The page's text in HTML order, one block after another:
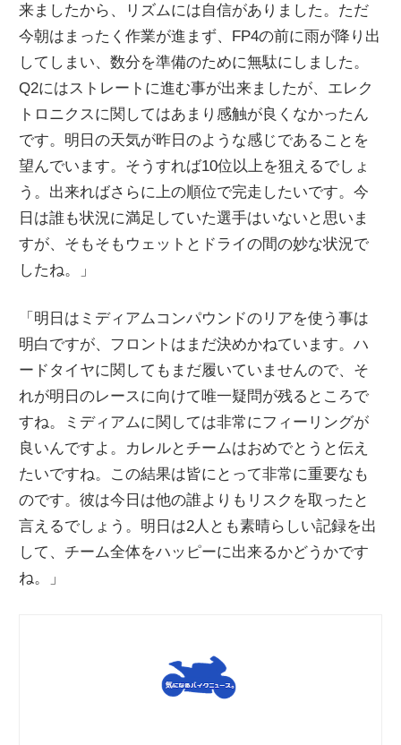
来ましたから、リズムには自信がありました。ただ
今朝はまったく作業が進まず、FP4の前に雨が降り出
してしまい、数分を準備のために無駄にしました。
Q2にはストレートに進む事が出来ましたが、エレク
トロニクスに関してはあまり感触が良くなかったん
です。明日の天気が昨日のような感じであることを
望んでいます。そうすれば10位以上を狙えるでしょ
う。出来ればさらに上の順位で完走したいです。今
日は誰も状況に満足していた選手はいないと思いま
すが、そもそもウェットとドライの間の妙な状況で
したね。」
「明日はミディアムコンパウンドのリアを使う事は
明白ですが、フロントはまだ決めかねています。ハ
ードタイヤに関してもまだ履いていませんので、そ
れが明日のレースに向けて唯一疑問が残るところで
すね。ミディアムに関しては非常にフィーリングが
良いんですよ。カレルとチームはおめでとうと伝え
たいですね。この結果は皆にとって非常に重要なも
のです。彼は今日は他の誰よりもリスクを取ったと
言えるでしょう。明日は2人とも素晴らしい記録を出
して、チーム全体をハッピーに出来るかどうかです
ね。」